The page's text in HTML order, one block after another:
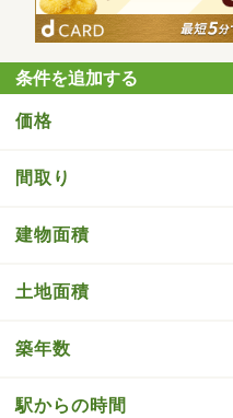
条件を追加する
価格
間取り
建物面積
土地面積
築年数
駅からの時間